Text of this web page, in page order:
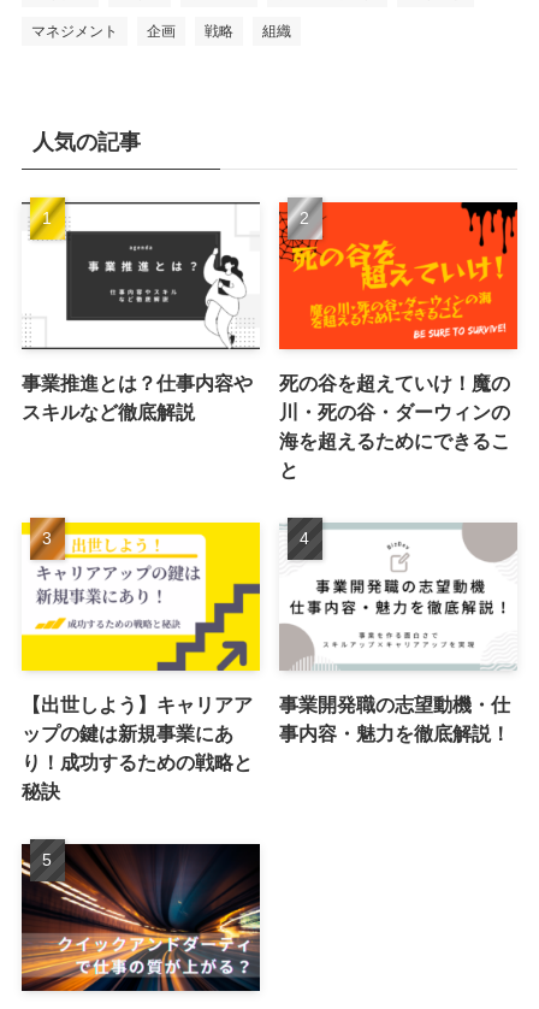
マネジメント 企画 戦略 組織
人気の記事
事業推進とは？仕事内容や
スキルなど徹底解説
死の谷を超えていけ！魔の
川・死の谷・ダーウィンの
海を超えるためにできるこ
と
【出世しよう】キャリアア
ップの鍵は新規事業にあ
り！成功するための戦略と
秘訣
事業開発職の志望動機・仕
事内容・魅力を徹底解説！